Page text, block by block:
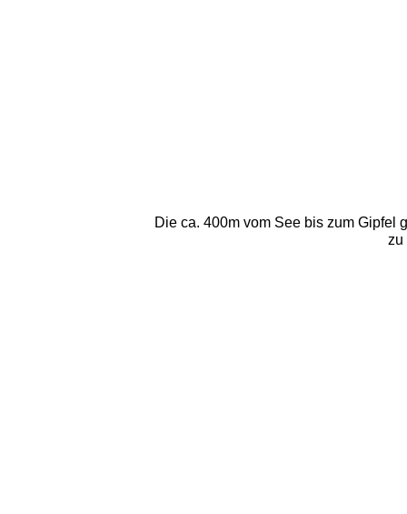
Die ca. 400m vom See bis zum Gipfel
zu